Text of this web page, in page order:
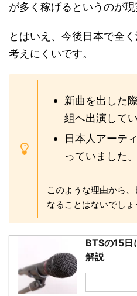
が多く稼げるというのが現
とはいえ、今後日本で全
考えにくいです。
新曲を出した
組へ出演してい
日本人アーテ
っていました。
このような理由から
なることはないでしょ
BTSの15日
解説